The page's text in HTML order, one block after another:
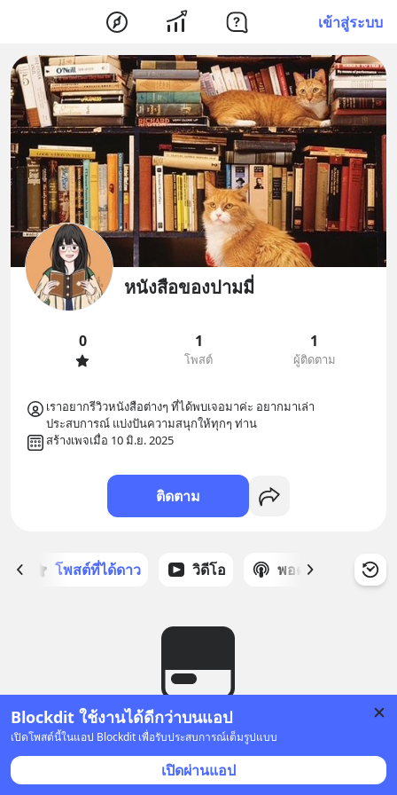
เข้าสู่ระบบ
Blockdit ใช้งานได้ดีกว่าบนแอป
เปิดโพสต์นี้ในแอป Blockdit เพื่อรับประสบการณ์เต็มรูปแบบ
เปิดผ่านแอป
หนังสือของปามมี่
0 1
โพสต์
1
ผู้ติดตาม
เราอยากรีวิวหนังสือต่างๆ ที่ได้พบเจอมาค่ะ อยากมาเล่า
ประสบการณ์ แบ่งปันความสนุกให้ทุกๆ ท่าน
สร้างเพจเมื่อ 10 มิ.ย. 2025
ติดตาม
โพสต์ที่ได้ดาว วิดีโอ พอดแคสต์
ยังไม่มีโพสต์